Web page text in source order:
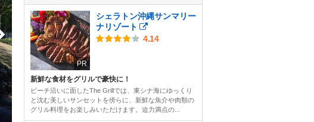
PR
シェラトン沖縄サンマリー
ナリゾート
4.14
新鮮な食材をグリルで豪快に！
ビーチ沿いに面したThe Grillでは、東シナ海にゆっくり
と沈む美しいサンセットを傍らに、新鮮な魚介や肉類の
グリル料理をお楽しみいただけます。迫力満点の...